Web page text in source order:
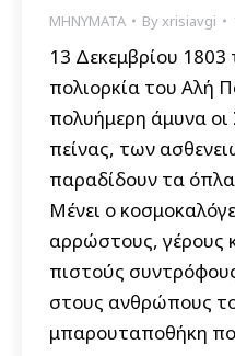
ΜΗΝΥΜΑΤΑ Byxrisiavgi
13 Δεκεμβρίου 1803
πολιορκία του Αλή
πολυήμερη άμυνα
πείνας, των
παραδίδουν τα
Μένει ο
αρρώστους, γέρους
πιστούς
στους ανθρώπους
μπαρουταποθήκη